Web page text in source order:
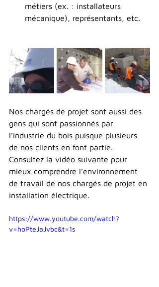
métiers (ex. : installateurs
mécanique), représentants, etc.
Nos chargés de projet sont aussi des
gens qui sont passionnés par
l’industrie du bois puisque plusieurs
de nos clients en font partie.
Consultez la vidéo suivante pour
mieux comprendre l’environnement
de travail de nos chargés de projet en
installation électrique.
https://www.youtube.com/watch?
v=hoPteJaJvbc&t=1s